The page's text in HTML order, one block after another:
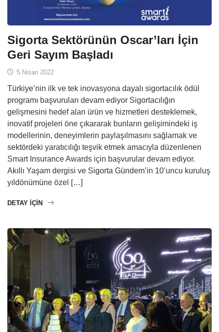
Sigorta Sektörünün Oscar’ları İçin
Geri Sayım Başladı
5 Nisan 2022
Türkiye’nin ilk ve tek inovasyona dayalı sigortacılık ödül
programı başvuruları devam ediyor Sigortacılığın
gelişmesini hedef alan ürün ve hizmetleri desteklemek,
inovatif projeleri öne çıkararak bunların gelişimindeki iş
modellerinin, deneyimlerin paylaşılmasını sağlamak ve
sektördeki yaratıcılığı teşvik etmek amacıyla düzenlenen
Smart Insurance Awards için başvurular devam ediyor.
Akıllı Yaşam dergisi ve Sigorta Gündem’in 10’uncu kuruluş
yıldönümüne özel […]
DETAY IÇIN